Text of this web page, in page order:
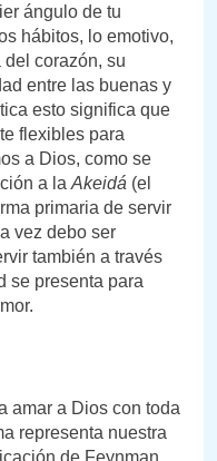
ángulo de tu
hábitos, lo emotivo,
corazón, su
entre las buenas y
esto significa que
flexibles para
a Dios, como se
a la Akeidá (el
primaria de servir
vez debo ser
también a través
se presenta para
amar a Dios con toda
representa nuestra
de Feynman